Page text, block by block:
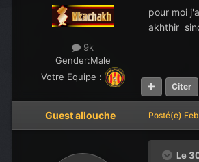
9k
Gender:Male
Votre Equipe :
pour moi
akhthir
Citer
Guest allouche Posté(e)
Le